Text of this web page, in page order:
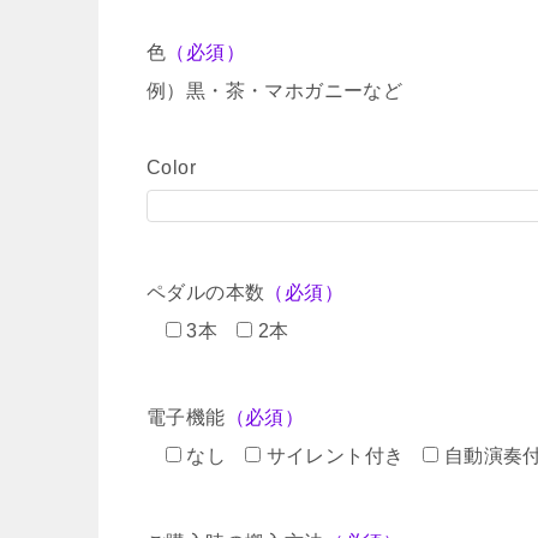
色 （必須）
例）黒・茶・マホガニーなど
Color
ペダルの本数 （必須）
3本
2本
電子機能 （必須）
なし
サイレント付き 自動演奏